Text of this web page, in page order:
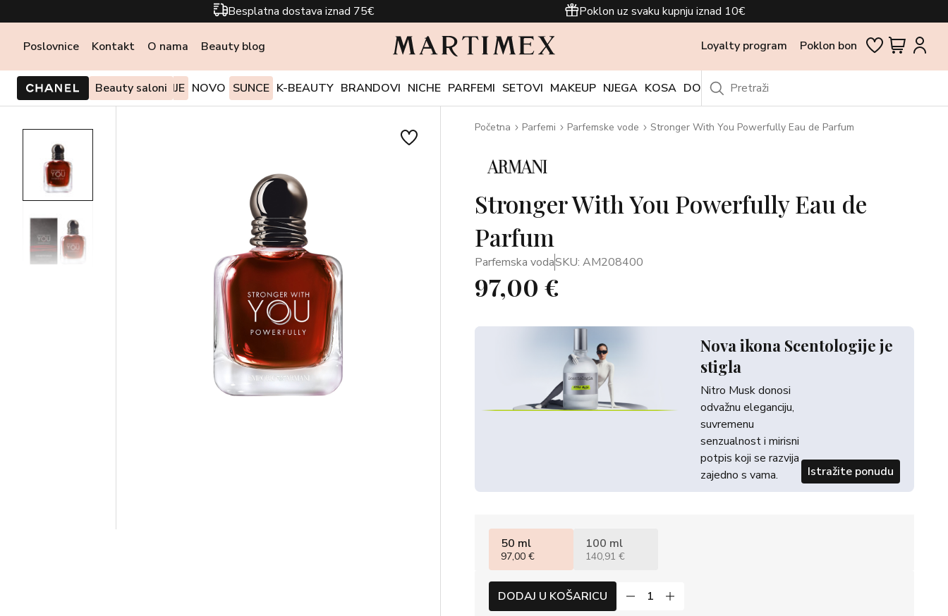
Besplatna dostava iznad 75€ Poklon uz svaku kupnju iznad 10€
Poslovnice Kontakt O nama Beauty blog Loyalty program Poklon bon
Beauty saloni
PONUDE I AKCIJE NOVO SUNCE K-BEAUTY BRANDOVI NICHE PARFEMI SETOVI MAKEUP NJEGA KOSA DODACI OUTLET
Početna Parfemi Parfemske vode Stronger With You Powerfully Eau de Parfum
Stronger With You Powerfully Eau de
Parfum
Parfemska vodaSKU: AM208400
97,00 €
Nova ikona Scentologije je
stigla
Nitro Musk donosi
odvažnu eleganciju,
suvremenu
senzualnost i mirisni
potpis koji se razvija
zajedno s vama.
Istražite ponudu
50 ml
97,00 €
100 ml
140,91 €
DODAJ U KOŠARICU